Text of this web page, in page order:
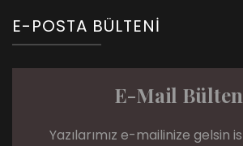
E-POSTA BÜLTENI
E-Mail
Yazılarımız e-mailinize gelsin